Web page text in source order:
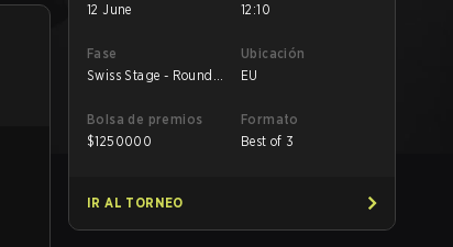
12 June
12:10
Fase
Swiss Stage - Round
Ubicación
EU
Bolsa de premios
$1250000
Formato
Best of 3
IR AL TORNEO